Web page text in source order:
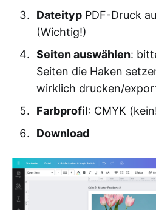
DateitypPDF-Druck
(Wichtig!)
Seiten auswählen:
Seiten die Haken
wirklich drucken/
Farbprofil: CMYK
Download